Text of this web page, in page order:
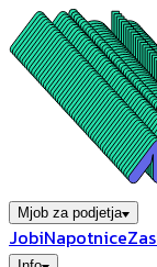
Mjob za podjetja
JobiNapotnice